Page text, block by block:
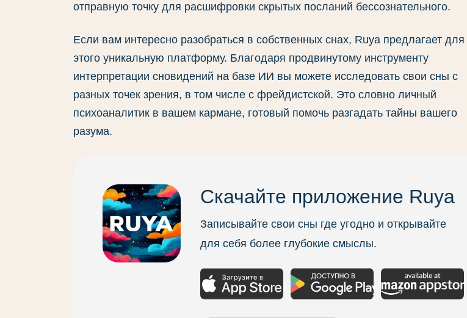
отправную точку для расшифровки скрытых посланий бессознательного.
Если вам интересно разобраться в собственных снах, Ruya предлагает для
этого уникальную платформу. Благодаря продвинутому инструменту
интерпретации сновидений на базе ИИ вы можете исследовать свои сны с
разных точек зрения, в том числе с фрейдистской. Это словно личный
психоаналитик в вашем кармане, готовый помочь разгадать тайны вашего
разума.
Скачайте приложение Ruya
Записывайте свои сны где угодно и открывайте
для себя более глубокие смыслы.